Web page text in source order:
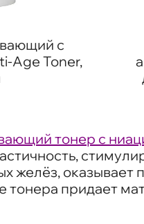
с
Age Toner,
тонер с
желёз,
придает